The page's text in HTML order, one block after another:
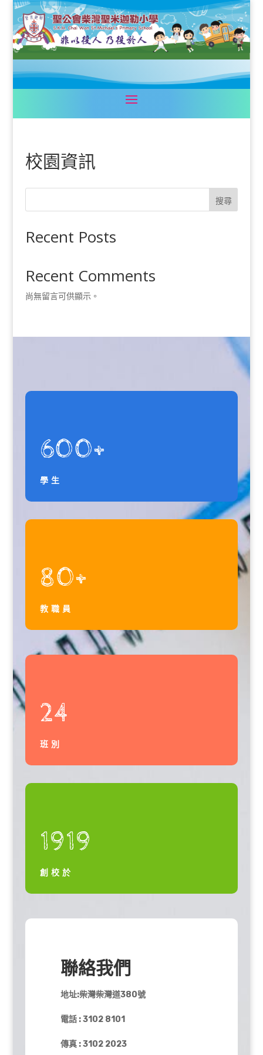
校園資訊
搜尋
Recent Posts
Recent Comments
尚無留言可供顯示。
600+
學生
80+
教職員
24
班別
1919
創校於
聯絡我們
地址:柴灣柴灣道380號
電話 : 3102 8101
傳真 : 3102 2023